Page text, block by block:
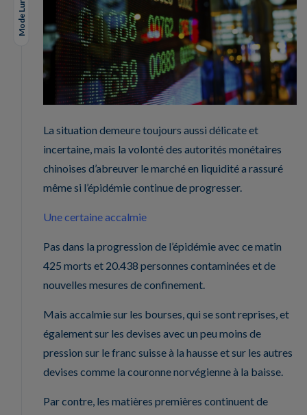
Mode Lungo
La situation demeure toujours aussi délicate et
incertaine, mais la volonté des autorités monétaires
chinoises d’abreuver le marché en liquidité a rassuré
même si l’épidémie continue de progresser.
Une certaine accalmie
Pas dans la progression de l’épidémie avec ce matin
425 morts et 20.438 personnes contaminées et de
nouvelles mesures de confinement.
Mais accalmie sur les bourses, qui se sont reprises, et
également sur les devises avec un peu moins de
pression sur le franc suisse à la hausse et sur les autres
devises comme la couronne norvégienne à la baisse.
Par contre, les matières premières continuent de